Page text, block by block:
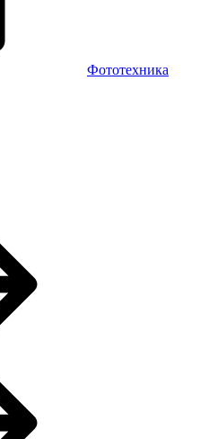
Фототехника